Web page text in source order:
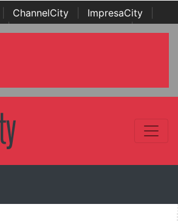
ChannelCity ImpresaCity
| Italian Channel Awards | Italian